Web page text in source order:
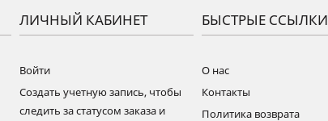
ЛИЧНЫЙ КАБИНЕТ
Войти
Создать учетную запись, чтобы
следить за статусом заказа и
БЫСТРЫЕ ССЫЛКИ
О нас
Контакты
Политика возврата